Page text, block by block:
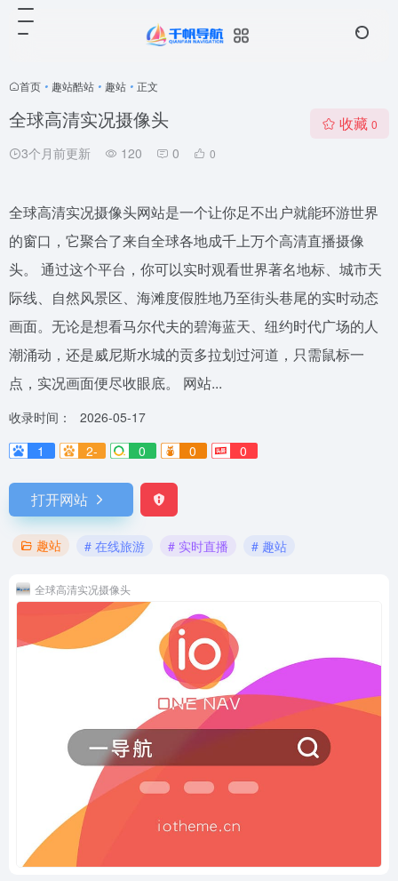
首页 • 趣站酷站 • 趣站 • 正文
全球高清实况摄像头
3个月前更新 120 0 0
收藏 0
全球高清实况摄像头网站是一个让你足不出户就能环游世界
的窗口，它聚合了来自全球各地成千上万个高清直播摄像
头。 通过这个平台，你可以实时观看世界著名地标、城市天
际线、自然风景区、海滩度假胜地乃至街头巷尾的实时动态
画面。无论是想看马尔代夫的碧海蓝天、纽约时代广场的人
潮涌动，还是威尼斯水城的贡多拉划过河道，只需鼠标一
点，实况画面便尽收眼底。 网站...
收录时间：
2026-05-17
1
2- 0 0 0
打开网站
趣站 # 在线旅游 # 实时直播 # 趣站
全球高清实况摄像头